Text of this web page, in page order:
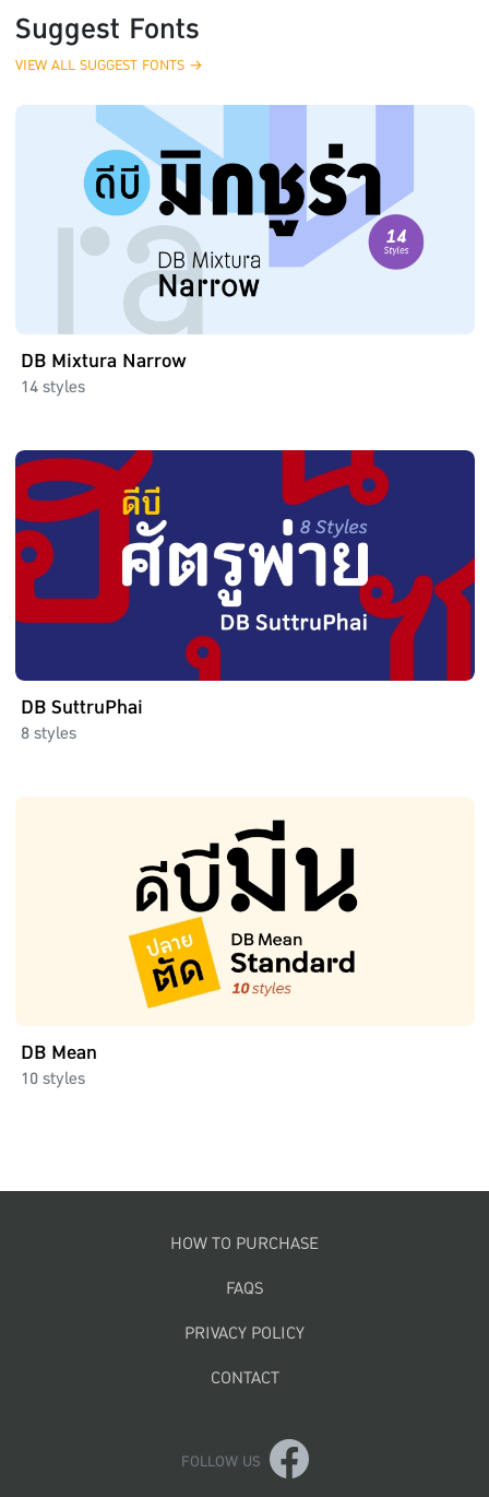
Suggest Fonts
VIEW ALL SUGGEST FONTS →
DB Mixtura Narrow
14 styles
DB SuttruPhai
8 styles
DB Mean
10 styles
Footer menuHOW TO PURCHASE
FAQS
PRIVACY POLICY
CONTACT
FOLLOW US